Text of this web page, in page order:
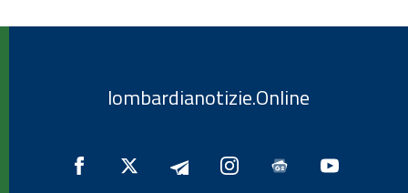
lombardianotizie.Online